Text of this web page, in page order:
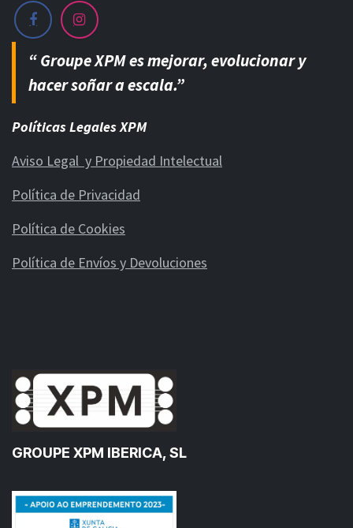
“ Groupe XPM es mejorar, evolucionar y
hacer soñar a escala.”
Políticas Legales XPM
Aviso Legal y Propiedad Intelectual
Política de Privacidad
Política de Cookies
Política de Envíos y Devoluciones
GROUPE XPM IBERICA, SL